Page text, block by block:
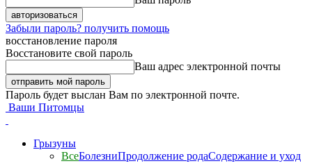
Забыли пароль? получить помощь
восстановление пароля
Восстановите свой пароль
Ваш адрес электронной почты
Пароль будет выслан Вам по электронной почте.
Ваши Питомцы
Грызуны
ВсеБолезниПродолжение родаСодержание и уход